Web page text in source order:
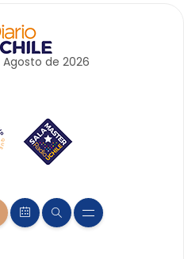
Agosto de 2026